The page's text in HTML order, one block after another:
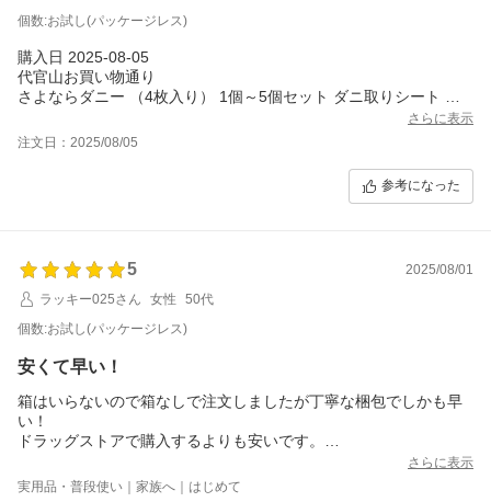
個数:お試し(パッケージレス)
購入日 2025-08-05
代官山お買い物通り
さよならダニー （4枚入り） 1個～5個セット ダニ取りシート ダ
さらに表示
注文日：2025/08/05
参考になった
5
2025/08/01
ラッキー025さん
女性
50代
個数:お試し(パッケージレス)
安くて早い！
箱はいらないので箱なしで注文しましたが丁寧な梱包でしかも早
い！
ドラッグストアで購入するよりも安いです。
箱はごみになるだけなのでこういう購入方法はエコでとても良い
と思います。
さらに表示
実用品・普段使い｜家族へ｜はじめて